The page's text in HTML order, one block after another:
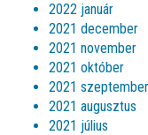
2022 január
2021 december
2021 november
2021 október
2021 szeptember
2021 augusztus
2021 július